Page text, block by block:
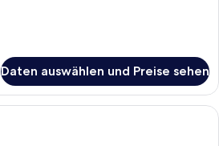
Daten auswählen und Preise sehen
Ein Hotelzimmer mit einem großen